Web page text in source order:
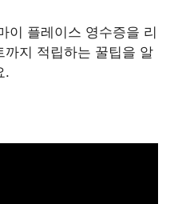
이 플레이스 영수증을 리
까지 적립하는 꿀팁을 알
.